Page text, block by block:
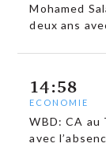
Mohamed
deux ans
14:58
ECONOMIE
WBD: CA
avec